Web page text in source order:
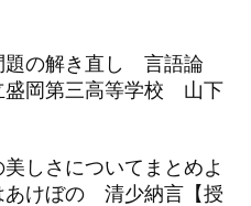
の解き直し 言語論
盛岡第三高等学校 山下
しさについてまとめよ
けぼの 清少納言【授